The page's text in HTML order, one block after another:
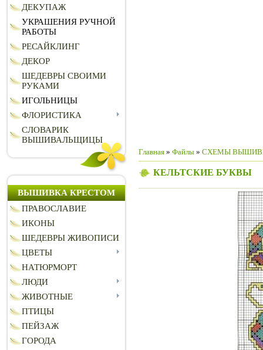
ДЕКУПАЖ
УКРАШЕНИЯ РУЧНОЙ
РАБОТЫ
РЕСАЙКЛИНГ
ДЕКОР
ШЕДЕВРЫ СВОИМИ
РУКАМИ
ИГОЛЬНИЦЫ
ФЛОРИСТИКА
СЛОВАРИК
ВЫШИВАЛЬЩИЦЫ
ВЫШИВКА КРЕСТОМ
ПРАВОСЛАВИЕ
ИКОНЫ
ШЕДЕВРЫ ЖИВОПИСИ
ЦВЕТЫ
НАТЮРМОРТ
ЛЮДИ
ЖИВОТНЫЕ
ПТИЦЫ
ПЕЙЗАЖ
ГОРОДА
Главная » Файлы » СХЕМЫ
КЕЛЬТСКИЕ БУКВЫ